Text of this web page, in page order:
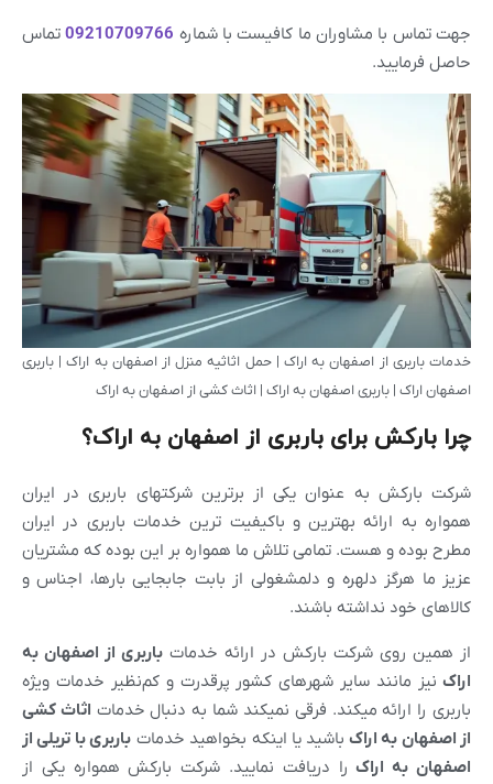
جهت تماس با مشاوران ما کافیست با شماره 09210709766تماس
حاصل فرمایید.
خدمات باربری از اصفهان به اراک | حمل اثاثیه منزل از اصفهان به اراک | باربری
اصفهان اراک | باربری اصفهان به اراک | اثاث کشی از اصفهان به اراک
چرا بارکش برای باربری از اصفهان به اراک؟
شرکت بارکش به عنوان یکی از برترین شرکتهای باربری در ایران
همواره به ارائه بهترین و باکیفیت ترین خدمات باربری در ایران
مطرح بوده و هست. تمامی تلاش ما همواره بر این بوده که مشتریان
عزیز ما هرگز دلهره و دلمشغولی از بابت جابجایی بارها، اجناس و
کالاهای خود نداشته باشند.
از همین روی شرکت بارکش در ارائه خدمات باربری از اصفهان به
اراک نیز مانند سایر شهرهای کشور پرقدرت و کم‌نظیر خدمات ویژه
باربری را ارائه میکند. فرقی نمیکند شما به دنبال خدمات اثاث کشی
از اصفهان به اراک باشید یا اینکه بخواهید خدمات باربری با تریلی از
اصفهان به اراک را دریافت نمایید. شرکت بارکش همواره یکی از